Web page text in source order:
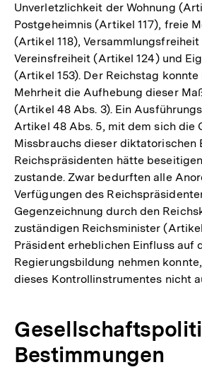
Unverletzlichkeit der Wohnung
Postgeheimnis (Artikel 117), freie
(Artikel 118),
Vereinsfreiheit (Artikel 124) und
(Artikel 153). Der Reichstag
Mehrheit die Aufhebung dieser
(Artikel 48 Abs. 3). Ein
Artikel 48 Abs. 5, mit dem sich die
Missbrauchs dieser diktatorischen
Reichspräsidenten hätte
zustande. Zwar bedurften alle
Verfügungen des
Gegenzeichnung durch den
zuständigen Reichsminister
Präsident erheblichen Einfluss auf
Regierungsbildung nehmen
dieses Kontrollinstrumentes nicht
Bestimmungen